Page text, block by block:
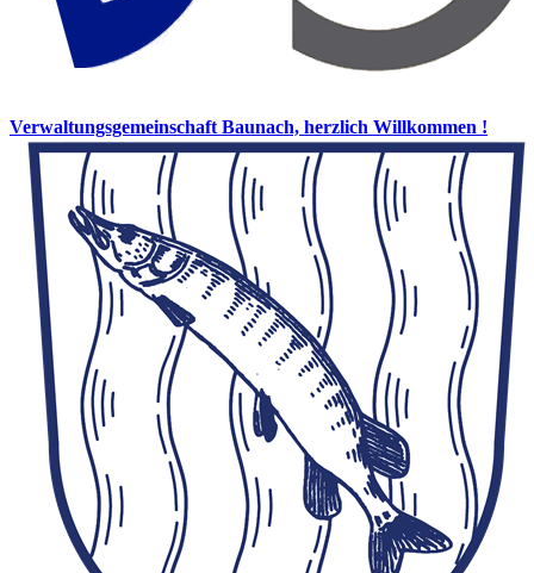
Verwaltungsgemeinschaft Baunach, herzlich Willkommen !